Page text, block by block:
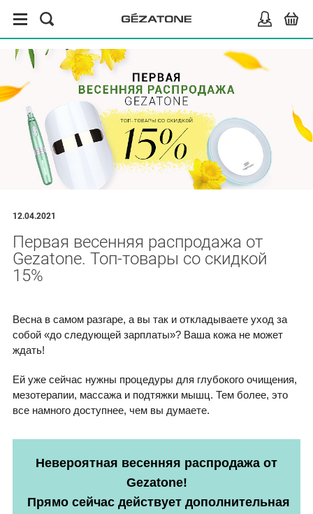
12.04.2021
Первая весенняя распродажа от
Gezatone. Топ-товары со скидкой
15%
Весна в самом разгаре, а вы так и откладываете уход за
собой «до следующей зарплаты»? Ваша кожа не может
ждать!
Ей уже сейчас нужны процедуры для глубокого очищения,
мезотерапии, массажа и подтяжки мышц. Тем более, это
все намного доступнее, чем вы думаете.
Невероятная весенняя распродажа от
Gezatone!
Прямо сейчас действует дополнительная